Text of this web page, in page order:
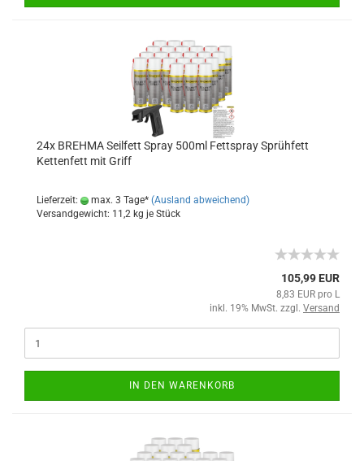
24x BREHMA Seilfett Spray 500ml Fettspray Sprühfett
Kettenfett mit Griff
Lieferzeit: max. 3 Tage* (Ausland abweichend)
Versandgewicht: 11,2 kg je Stück
105,99 EUR
8,83 EUR pro L
inkl. 19% MwSt. zzgl. Versand
IN DEN WARENKORB